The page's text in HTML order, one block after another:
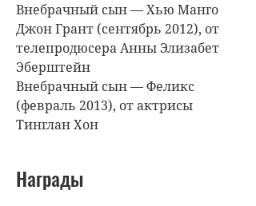
Внебрачный сын — Хью Манго
Джон Грант (сентябрь 2012), от
телепродюсера Анны Элизабет
Эберштейн
Внебрачный сын — Феликс
(февраль 2013), от актрисы
Тинглан Хон
Награды